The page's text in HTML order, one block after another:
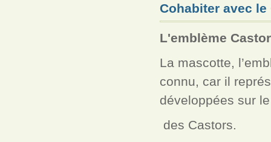
Cohabiter avec
L'emblème
La mascotte,
connu, car il
développées sur
des Castors.